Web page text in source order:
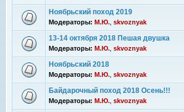
Ноябрьский поход 2019
Модераторы: М.Ю. skvoznyak
13-14 октября 2018 Пешая двушка
Модераторы: М.Ю. skvoznyak
Ноябрьский 2018
Модераторы: М.Ю. skvoznyak
Байдарочный поход 2018 Осень!!!
Модераторы: М.Ю. skvoznyak